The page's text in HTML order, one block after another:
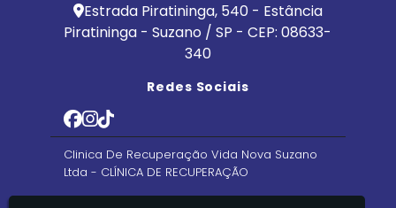
Estrada Piratininga, 540 - Estância
Piratininga - Suzano / SP - CEP: 08633-
340
Redes Sociais
Clinica De Recuperação Vida Nova Suzano
Ltda - CLÍNICA DE RECUPERAÇÃO